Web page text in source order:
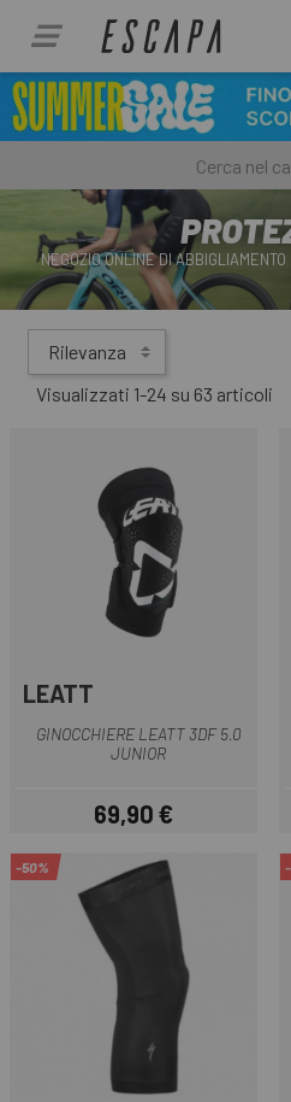
NEGOZIO ONLINE DI
Rilevanza
Visualizzati 1-24 su 63 articoli
LEATT
GINOCCHIERE LEATT 3DF 5.0
JUNIOR
Prezzo
69,90 €
-50%